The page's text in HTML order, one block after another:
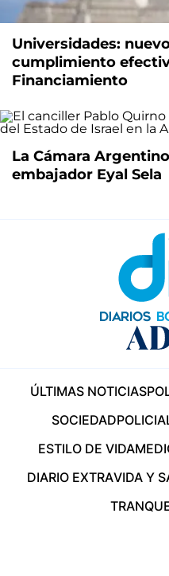
Universidades:
cumplimiento
Financiamiento
La Cámara
embajador Eyal Sela
ÚLTIMAS NOTICIAS
SOCIEDAD
ESTILO DE VIDA
DIARIO EXTRAVIDA Y